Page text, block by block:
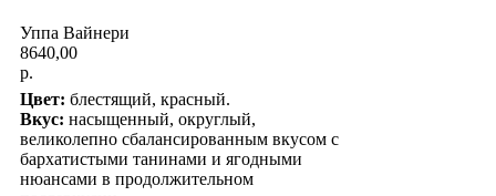
Уппа Вайнери
8640,00
р.
Цвет: блестящий, красный.
Вкус: насыщенный, округлый,
великолепно сбалансированным вкусом с
бархатистыми танинами и ягодными
нюансами в продолжительном